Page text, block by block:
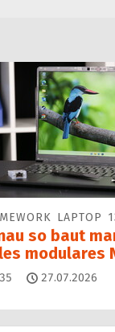
LAPTOP
so baut
modulares
Kommentare
27.07.2026